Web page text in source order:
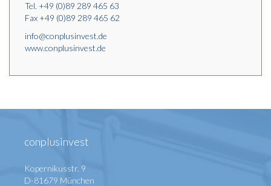
Tel. +49 (0)89 289 465 63
Fax +49 (0)89 289 465 62
info@conplusinvest.de
www.conplusinvest.de
conplusinvest
Kopernikusstr. 9
D-81679 München